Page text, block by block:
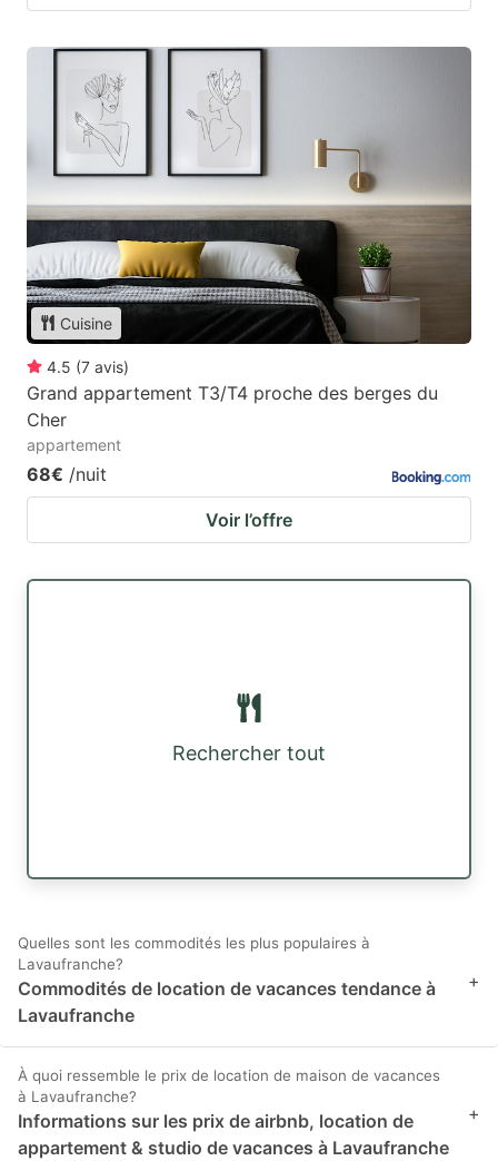
Cuisine
4.5 (7 avis)
Grand appartement T3/T4 proche des berges du
Cher
appartement
68€ /nuit
Voir l’offre
Rechercher tout
Quelles sont les commodités les plus populaires à
Lavaufranche?
Commodités de location de vacances tendance à
Lavaufranche
+
À quoi ressemble le prix de location de maison de vacances
à Lavaufranche?
Informations sur les prix de airbnb, location de
appartement & studio de vacances à Lavaufranche
+